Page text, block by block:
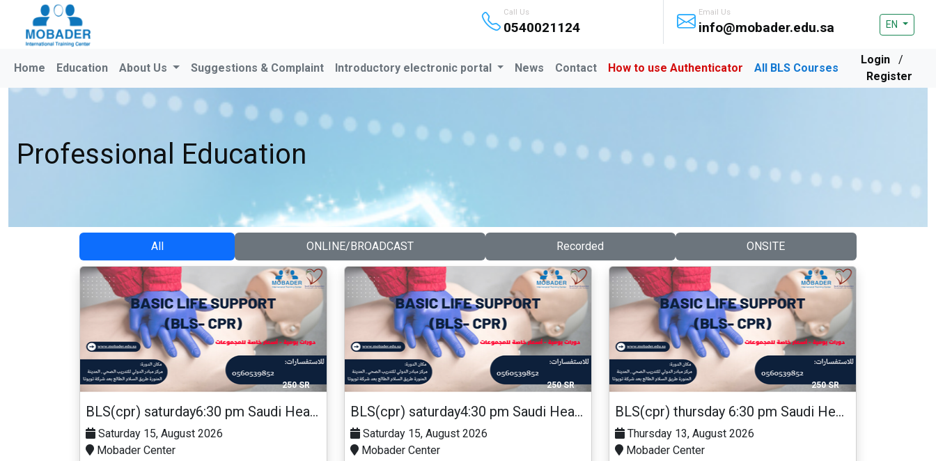
Call Us
0540021124
Email Us
info@mobader.edu.sa EN
Home Education About Us Suggestions & Complaint Introductory electronic portal News Contact How to use Authenticator All BLS Courses
Login
/
Register
Professional Education
All ONLINE/BROADCAST Recorded ONSITE
250 SR
BLS(cpr) saturday6:30 pm Saudi Heart Association
Saturday 15, August 2026
Mobader Center
250 SR
BLS(cpr) saturday4:30 pm Saudi Heart Association
Saturday 15, August 2026
Mobader Center
250 SR
BLS(cpr) thursday 6:30 pm Saudi Heart Association
Thursday 13, August 2026
Mobader Center